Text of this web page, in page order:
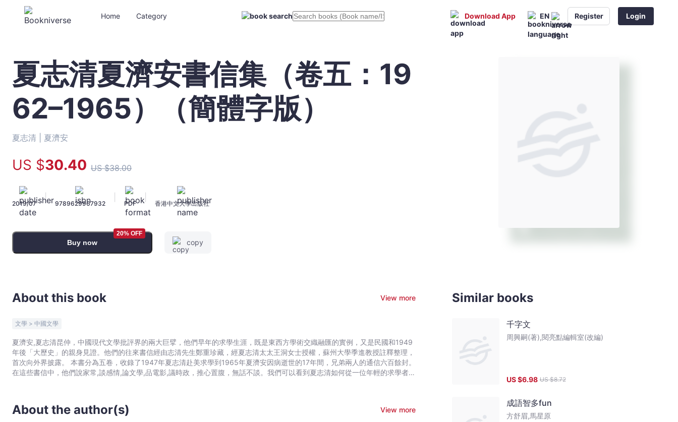
Home Category Download App EN Register Login
夏
志
清
夏
濟
書
集
（卷
五：
1962–
1965）
體
版）
志
清
Bookniverse
夏志清夏濟安書信集（卷五：19
62–1965）（簡體字版）
夏志清 | 夏濟安
US $30.40 US $38.00
2019/07
|
9789629967932 PDF 香港中文大學出版社
Buy now
20% OFF
copy
About this book View more
文學 > 中國文學
夏濟安,夏志清昆仲，中國現代文學批評界的兩大巨擘，他們早年的求學生涯，既是東西方學術交織融匯的實例，又是民國和1949
年後「大歷史」的親身見證。他們的往來書信經由志清先生鄭重珍藏，經夏志清太太王洞女士授權，蘇州大學季進教授註釋整理，
首次向外界披露。 本書分為五卷，收錄了1947年夏志清赴美求學到1965年夏濟安因病逝世的17年間，兄弟兩人的通信六百餘封。
在這些書信中，他們說家常,談感情,論文學,品電影,議時政，推心置腹，無話不談。我們可以看到夏志清如何從一位年輕的求學者，
About the author(s) View more
Similar books
千字文
周興嗣(著),閱亮點編輯室(改編)
US $6.98 US $8.72
成語智多fun
方舒眉,馬星原